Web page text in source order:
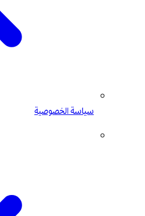
سياسة الخصوصية